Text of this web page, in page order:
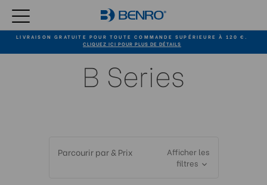
LIVRAISON GRATUITE POUR TOUTE COMMANDE SUPÉRIEURE À 120 €.
CLIQUEZ ICI POUR PLUS DE DÉTAILS
B Series
Parcourir par & Prix
Afficher les
filtres